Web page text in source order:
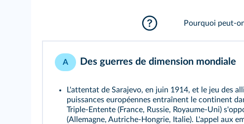
Pourquoi
A Des guerres de dimension mondiale
L'attentat de Sarajevo, en juin 1914, et le jeu des
puissances européennes entraînent le continent
Triple‑Entente (France, Russie, Royaume‑Uni)
(Allemagne, Autriche‑Hongrie, Italie). L'appel aux